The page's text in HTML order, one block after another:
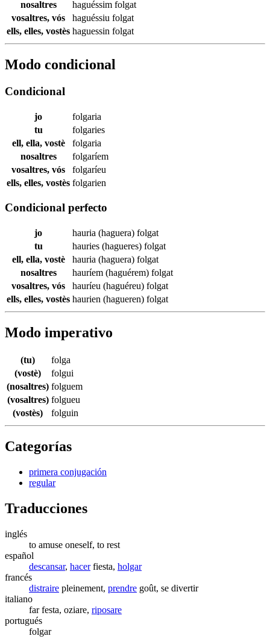
nosaltres
haguéssim folgat
vosaltres, vós
haguéssiu folgat
ells, elles, vostès haguessin folgat
Modo condicional
Condicional
jo
folgaria
tu
folgaries
ell, ella, vostè
folgaria
nosaltres
folgaríem
vosaltres, vós
folgaríeu
ells, elles, vostès folgarien
Condicional perfecto
jo hauria (haguera) folgat
tu
hauries (hagueres) folgat
ell, ella, vostè
hauria (haguera) folgat
nosaltres
hauríem (haguérem) folgat
vosaltres, vós
hauríeu (haguéreu) folgat
ells, elles, vostès haurien (hagueren) folgat
Modo imperativo
(tu)
folga
(vostè)
folgui
(nosaltres) folguem
(vosaltres) folgueu
(vostès)
folguin
Categorías
primera conjugación
regular
Traducciones
inglés
to amuse oneself, to rest
español
descansar, hacerfiesta, holgar
francés
distraire pleinement, prendre goût, se divertir
italiano
far festa, oziare, riposare
portugués
folgar